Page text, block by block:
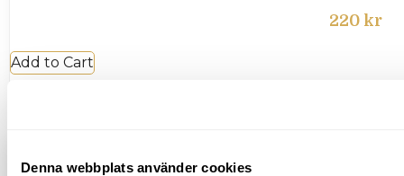
Denna webbplats använder cookies
220 kr
Add to Cart